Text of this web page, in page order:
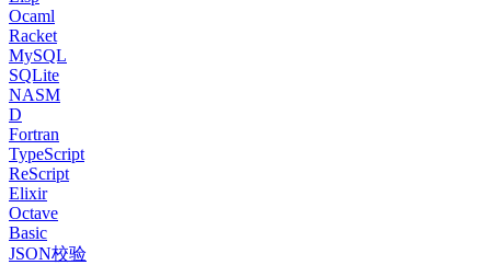
Ocaml
Racket
MySQL
SQLite
NASM
D
Fortran
TypeScript
ReScript
Elixir
Octave
Basic
JSON校验